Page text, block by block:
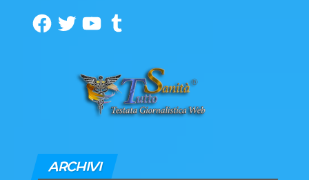
Facebook
TwitterYouTubeTumblr
ARCHIVI